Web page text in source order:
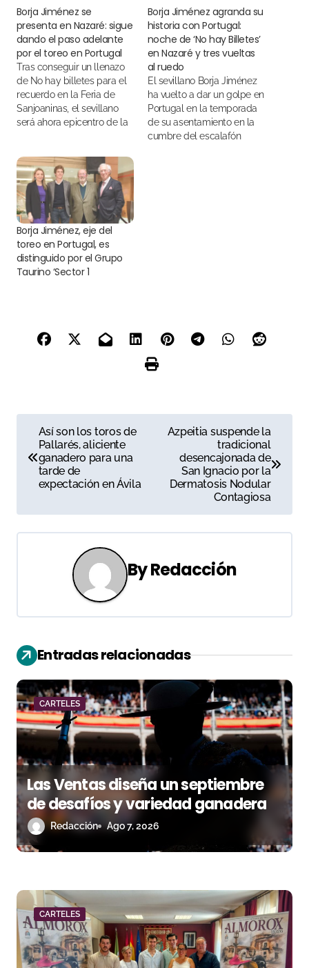
Borja Jiménez se
presenta en Nazaré: sigue
dando el paso adelante
por el toreo en Portugal
Tras conseguir un llenazo
de No hay billetes para el
recuerdo en la Feria de
Sanjoaninas, el sevillano
será ahora epicentro de la
próximo sábado
Borja Jiménez agranda su
historia con Portugal:
noche de ‘No hay Billetes’
en Nazaré y tres vueltas
al ruedo
El sevillano Borja Jiménez
ha vuelto a dar un golpe en
Portugal en la temporada
de su asentamiento en la
cumbre del escalafón
Borja Jiménez, eje del
toreo en Portugal, es
distinguido por el Grupo
Taurino ‘Sector 1
a
e
g
i
ó
n
d
e
e
n
t
r
d
a
Así son los toros de
Pallarés, aliciente
ganadero para una
tarde de
expectación en Ávila
Azpeitia suspende la
tradicional
desencajonada de
San Ignacio por la
Dermatosis Nodular
Contagiosa
ByRedacción
Entradas relacionadas
CARTELES
Las Ventas diseña un septiembre
de desafíos y variedad ganadera
Redacción Ago 7, 2026
CARTELES